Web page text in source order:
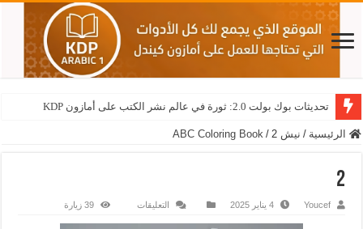
تحديثات بوك بولت 2.0: ثورة في عالم نشر الكتب على أمازون KDP
الرئيسية / نيش ABC Coloring Book / 2
2
Youcef 4 يناير 2025 التعليقات 39 زيارة